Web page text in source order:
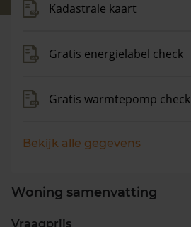
Kadastrale kaart
Gratis energielabel check
Gratis warmtepomp check
Bekijk alle gegevens
Woning samenvatting
Vraagprijs